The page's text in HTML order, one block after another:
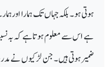
ہوتی ہو۔ بلکہ جہاں تک ہمارا اور
ہے اس سے معلوم ہوتا ہے کہ بہ
ضمیر ہوتی ہیں۔ جن لڑکیوں نے